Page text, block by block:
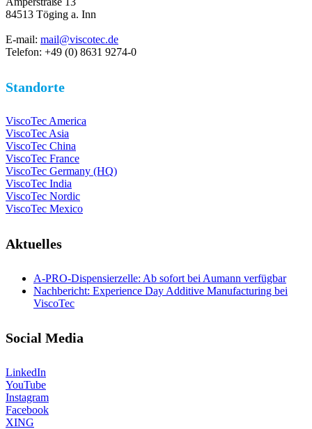
84513 Töging a. Inn
E-mail: mail@viscotec.de
Telefon: +49 (0) 8631 9274-0
Standorte
ViscoTec America
ViscoTec Asia
ViscoTec China
ViscoTec France
ViscoTec Germany (HQ)
ViscoTec India
ViscoTec Nordic
ViscoTec Mexico
Aktuelles
A-PRO-Dispensierzelle: Ab sofort bei Aumann verfügbar
Nachbericht: Experience Day Additive Manufacturing bei
ViscoTec
Social Media
LinkedIn
YouTube
Instagram
Facebook
XING